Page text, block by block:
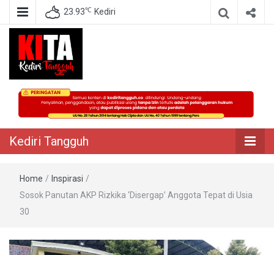
23.93℃ Kediri
Kediri Tangguh
Berita Akurat Terpercaya
Kediri Tangguh
Home / Inspirasi /
Sosok Panutan AKP Rizkika ‘Disergap’ Anggota Tepat di Usia
30